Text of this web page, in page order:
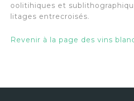
oolitihiques et
litages entrecroisés.
Revenir à la page des vins